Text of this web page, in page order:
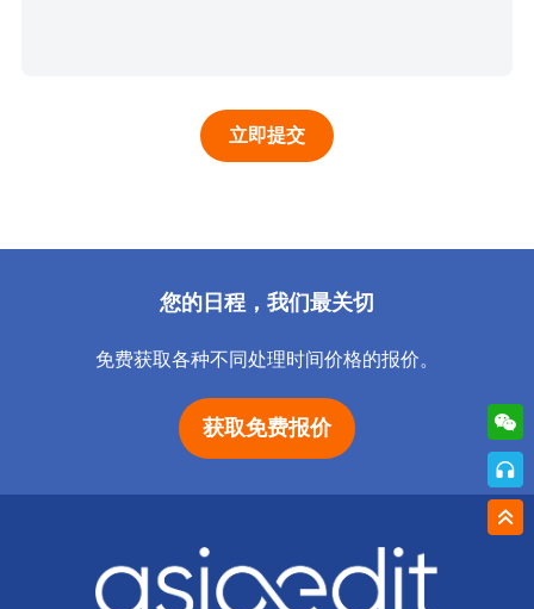
您的日程，我们最关切
免费获取各种不同处理时间价格的报价。
获取免费报价